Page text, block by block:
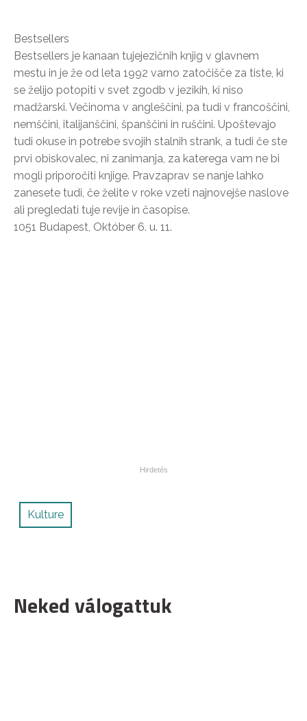
Bestsellers
Bestsellers je kanaan tujejezičnih knjig v glavnem
mestu in je že od leta 1992 varno zatočišče za tiste, ki
se želijo potopiti v svet zgodb v jezikih, ki niso
madžarski. Večinoma v angleščini, pa tudi v francoščini,
nemščini, italijanščini, španščini in ruščini. Upoštevajo
tudi okuse in potrebe svojih stalnih strank, a tudi če ste
prvi obiskovalec, ni zanimanja, za katerega vam ne bi
mogli priporočiti knjige. Pravzaprav se nanje lahko
zanesete tudi, če želite v roke vzeti najnovejše naslove
ali pregledati tuje revije in časopise.
1051 Budapest, Október 6. u. 11.
Kulture
Neked válogattuk